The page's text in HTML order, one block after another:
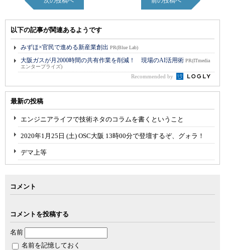
以下の記事が関連あるようです
みずほ×官民で進める新産業創出 PR(Blue Lab)
大阪ガスが月2000時間の共有作業を削減！ 現場のAI活用術 PR(ITmedia
エンタープライズ)
Recommended by
最新の投稿
エンジニアライフで技術ネタのコラムを書くということ
2020年1月25日 (土) OSC大阪 13時00分で登壇するぞ、グォラ！
デマ上等
コメント
コメントを投稿する
名前
名前を記憶しておく